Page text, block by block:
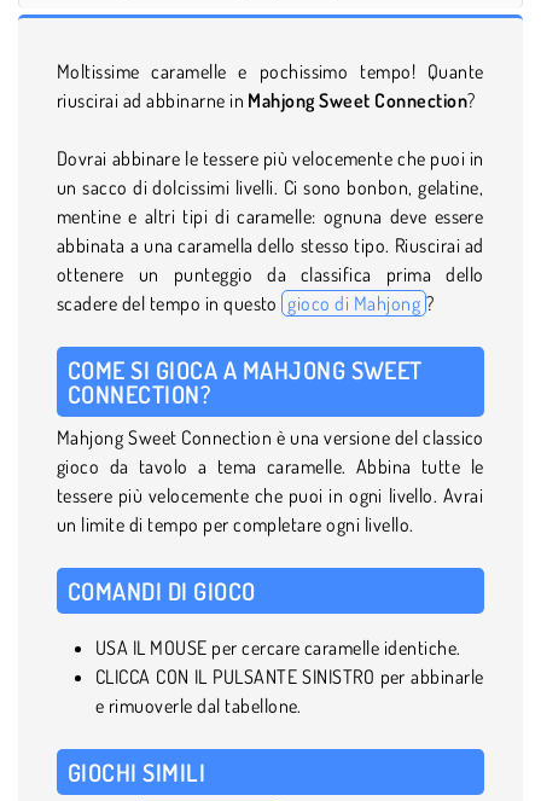
Moltissime caramelle e pochissimo tempo! Quante
riuscirai ad abbinarne in Mahjong Sweet Connection?
Dovrai abbinare le tessere più velocemente che puoi in
un sacco di dolcissimi livelli. Ci sono bonbon, gelatine,
mentine e altri tipi di caramelle: ognuna deve essere
abbinata a una caramella dello stesso tipo. Riuscirai ad
ottenere un punteggio da classifica prima dello
scadere del tempo in questo gioco di Mahjong ?
COME SI GIOCA A MAHJONG SWEET
CONNECTION?
Mahjong Sweet Connection è una versione del classico
gioco da tavolo a tema caramelle. Abbina tutte le
tessere più velocemente che puoi in ogni livello. Avrai
un limite di tempo per completare ogni livello.
COMANDI DI GIOCO
USA IL MOUSE per cercare caramelle identiche.
CLICCA CON IL PULSANTE SINISTRO per abbinarle
e rimuoverle dal tabellone.
GIOCHI SIMILI